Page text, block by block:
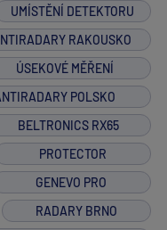
UMÍSTĚNÍ DETEKTORU
RAKOUSKO
ÚSEKOVÉ MĚŘENÍ
POLSKO
BELTRONICS RX65
PROTECTOR
GENEVO PRO
RADARY BRNO